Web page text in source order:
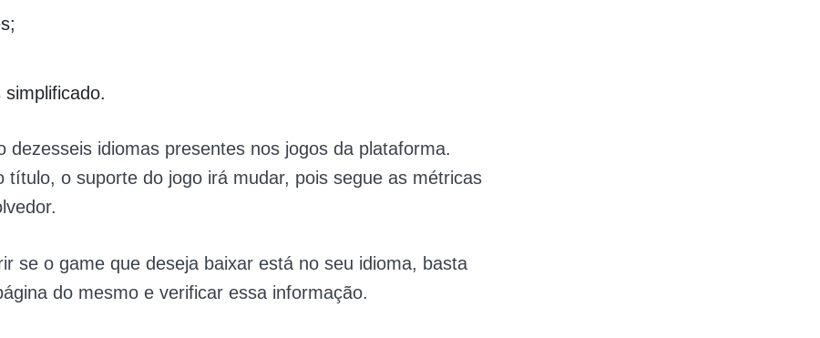
simplificado.
dezesseis idiomas presentes nos jogos da plataforma.
título, o suporte do jogo irá mudar, pois segue as métricas
se o game que deseja baixar está no seu idioma, basta
do mesmo e verificar essa informação.